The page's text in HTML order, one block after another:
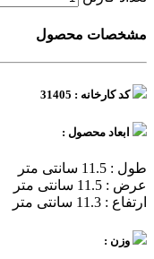
مشخصات محصول
کد کارخانه : 31405
ابعاد محصول :
طول : 11.5 سانتی متر
عرض : 11.5 سانتی متر
ارتفاع : 11.3 سانتی متر
وزن :